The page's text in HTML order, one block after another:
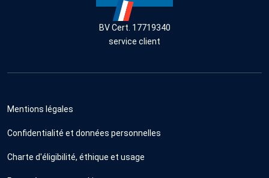
BV Cert. 17719340
service client
Mentions légales
Confidentialité et données personnelles
Charte d'éligibilité, éthique et usage